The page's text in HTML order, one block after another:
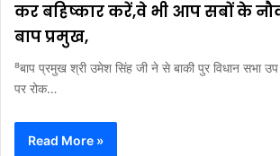
कर बहिष्कार करें,वे भी आप सबों के
बाप प्रमुख,
⁸बाप प्रमुख श्री उमेश सिंह जी ने से बाकी पुर विधान सभा
पर रोक…
Read More »